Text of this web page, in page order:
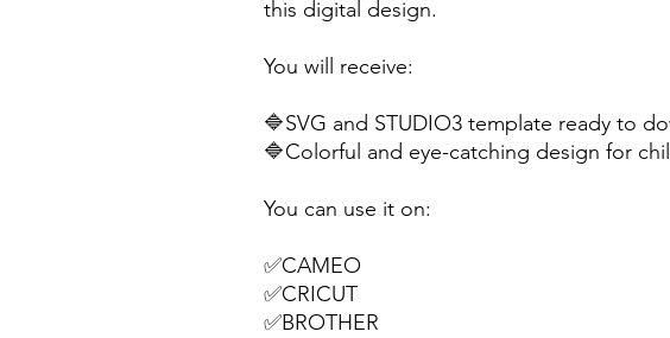
this digital design.
You will receive:
🔷SVG and STUDIO3 template ready to
🔷Colorful and eye-catching design for
You can use it on:
✅CAMEO
✅CRICUT
✅BROTHER